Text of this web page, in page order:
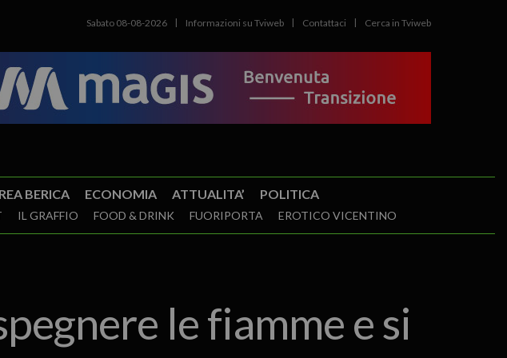
Sabato 08-08-2026 Informazioni su Tviweb Contattaci Cerca in Tviweb
BERICA ECONOMIA ATTUALITA’ POLITICA
IL GRAFFIO FOOD & DRINK FUORIPORTA EROTICO VICENTINO
le fiamme e si